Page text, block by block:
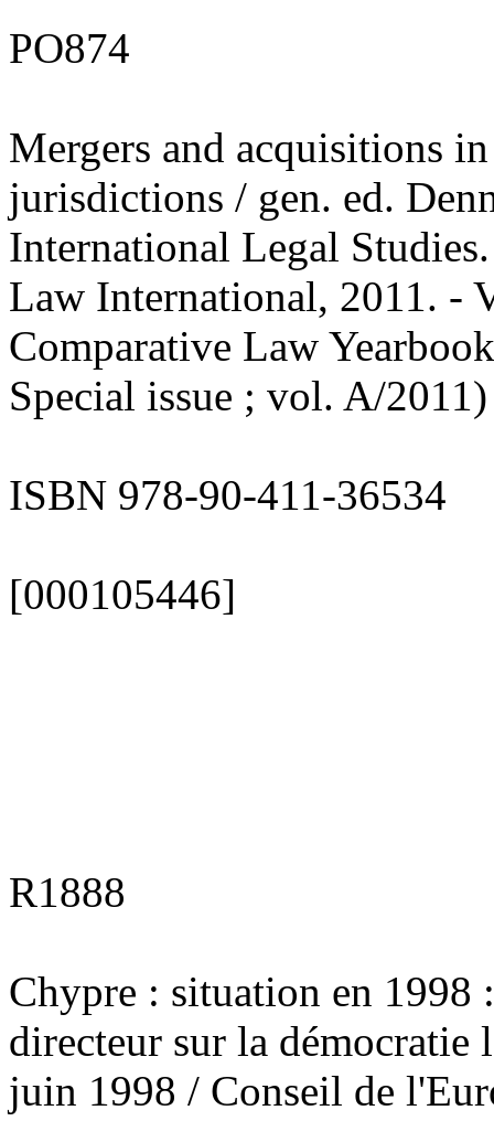
PO874
Mergers and acquisitions
jurisdictions / gen. ed.
International Legal
Law International, 2011. -
Comparative Law
Special issue ; vol. A/2011)
ISBN 978-90-411-36534
[000105446]
R1888
Chypre : situation en 1998
directeur sur la
juin 1998 / Conseil de